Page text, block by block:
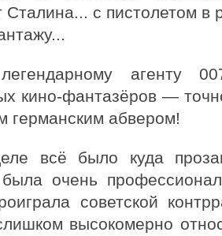
Сталина... с пистолетом в
агенту
кино-фантазёров —
германским абвером!
всё было куда
очень
советской
высокомерно